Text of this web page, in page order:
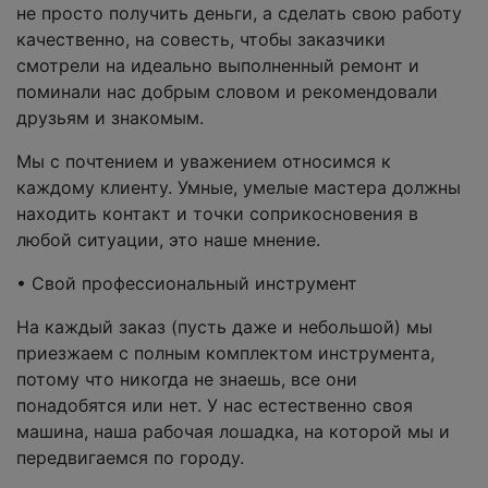
не просто получить деньги, а сделать свою работу
качественно, на совесть, чтобы заказчики
смотрели на идеально выполненный ремонт и
поминали нас добрым словом и рекомендовали
друзьям и знакомым.
Мы с почтением и уважением относимся к
каждому клиенту. Умные, умелые мастера должны
находить контакт и точки соприкосновения в
любой ситуации, это наше мнение.
• Свой профессиональный инструмент
На каждый заказ (пусть даже и небольшой) мы
приезжаем с полным комплектом инструмента,
потому что никогда не знаешь, все они
понадобятся или нет. У нас естественно своя
машина, наша рабочая лошадка, на которой мы и
передвигаемся по городу.